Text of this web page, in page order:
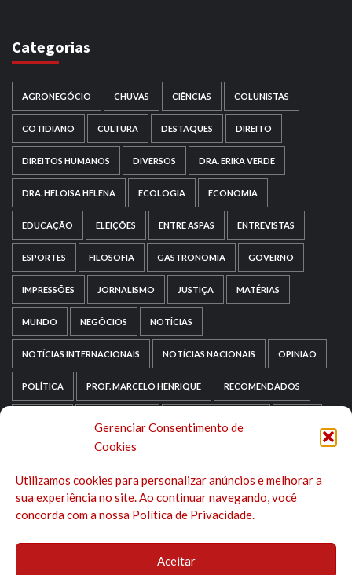
Gerenciar Consentimento de
Cookies
Utilizamos cookies para personalizar anúncios e melhorar a
sua experiência no site. Ao continuar navegando, você
concorda com a nossa Política de Privacidade.
Aceitar
Categorias
AGRONEGÓCIO CHUVAS CIÊNCIAS COLUNISTAS
COTIDIANO CULTURA DESTAQUES DIREITO
DIREITOS HUMANOS DIVERSOS DRA. ERIKA VERDE
DRA. HELOISA HELENA ECOLOGIA ECONOMIA
EDUCAÇÃO ELEIÇÕES ENTRE ASPAS ENTREVISTAS
ESPORTES FILOSOFIA GASTRONOMIA GOVERNO
IMPRESSÕES JORNALISMO JUSTIÇA MATÉRIAS
MUNDO NEGÓCIOS NOTÍCIAS
NOTÍCIAS INTERNACIONAIS NOTÍCIAS NACIONAIS OPINIÃO
POLÍTICA PROF. MARCELO HENRIQUE RECOMENDADOS
SEM CATEGORIA
TECNOLOGIA TRIPADVISOR TURISMO